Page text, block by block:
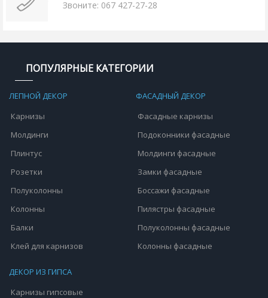
Звоните: 067 427-27-28
ПОПУЛЯРНЫЕ КАТЕГОРИИ
ЛЕПНОЙ ДЕКОР
Карнизы
Молдинги
Плинтус
Розетки
Полуколонны
Колонны
Балки
Клей для карнизов
ФАСАДНЫЙ ДЕКОР
Фасадные карнизы
Подоконники фасадные
Молдинги фасадные
Замки фасадные
Боссажи фасадные
Пилястры фасадные
Полуколонны фасадные
Колонны фасадные
ДЕКОР ИЗ ГИПСА
Карнизы гипсовые